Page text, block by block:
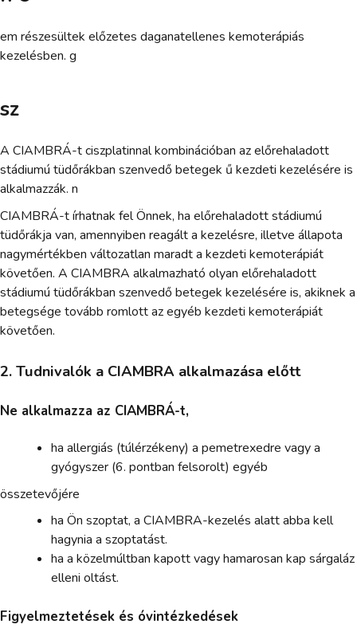
em részesültek előzetes daganatellenes kemoterápiás
kezelésben. g
sz
A CIAMBRÁ-t ciszplatinnal kombinációban az előrehaladott
stádiumú tüdőrákban szenvedő betegek ű kezdeti kezelésére is
alkalmazzák. n
CIAMBRÁ-t írhatnak fel Önnek, ha előrehaladott stádiumú
tüdőrákja van, amennyiben reagált a kezelésre, illetve állapota
nagymértékben változatlan maradt a kezdeti kemoterápiát
követően. A CIAMBRA alkalmazható olyan előrehaladott
stádiumú tüdőrákban szenvedő betegek kezelésére is, akiknek a
betegsége tovább romlott az egyéb kezdeti kemoterápiát
követően.
2. Tudnivalók a CIAMBRA alkalmazása előtt
Ne alkalmazza az CIAMBRÁ-t,
ha allergiás (túlérzékeny) a pemetrexedre vagy a
gyógyszer (6. pontban felsorolt) egyéb
összetevőjére
ha Ön szoptat, a CIAMBRA-kezelés alatt abba kell
hagynia a szoptatást.
ha a közelmúltban kapott vagy hamarosan kap sárgaláz
elleni oltást.
Figyelmeztetések és óvintézkedések